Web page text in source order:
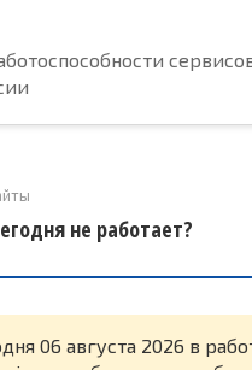
не работает?
06 августа 2026 в